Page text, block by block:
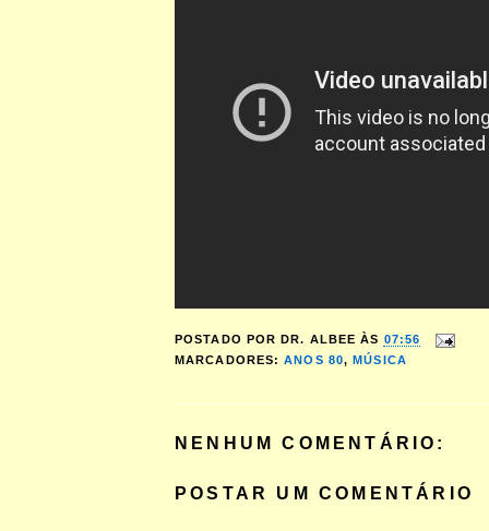
POSTADO POR DR. ALBEE ÀS 07:56
MARCADORES:ANOS 80,MÚSICA
NENHUM COMENTÁRIO:
POSTAR UM COMENTÁRIO